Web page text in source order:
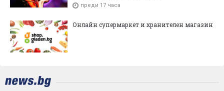
преди 17 часа
Онлайн супермаркет и хранителен магазин